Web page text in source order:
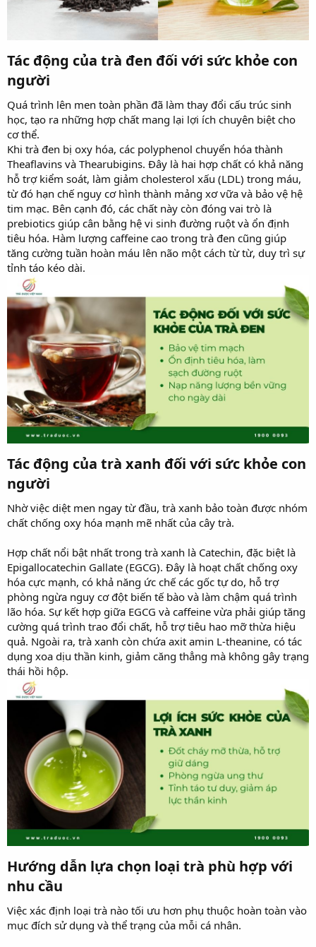
Tác động của trà đen đối với sức khỏe con
người​
Quá trình lên men toàn phần đã làm thay đổi cấu trúc sinh
học, tạo ra những hợp chất mang lại lợi ích chuyên biệt cho
cơ thể.
Khi trà đen bị oxy hóa, các polyphenol chuyển hóa thành
Theaflavins và Thearubigins. Đây là hai hợp chất có khả năng
hỗ trợ kiểm soát, làm giảm cholesterol xấu (LDL) trong máu,
từ đó hạn chế nguy cơ hình thành mảng xơ vữa và bảo vệ hệ
tim mạc. Bên cạnh đó, các chất này còn đóng vai trò là
prebiotics giúp cân bằng hệ vi sinh đường ruột và ổn định
tiêu hóa. Hàm lượng caffeine cao trong trà đen cũng giúp
tăng cường tuần hoàn máu lên não một cách từ từ, duy trì sự
tỉnh táo kéo dài.
Tác động của trà xanh đối với sức khỏe con
người​
Nhờ việc diệt men ngay từ đầu, trà xanh bảo toàn được nhóm
chất chống oxy hóa mạnh mẽ nhất của cây trà.
Hợp chất nổi bật nhất trong trà xanh là Catechin, đặc biệt là
Epigallocatechin Gallate (EGCG). Đây là hoạt chất chống oxy
hóa cực mạnh, có khả năng ức chế các gốc tự do, hỗ trợ
phòng ngừa nguy cơ đột biến tế bào và làm chậm quá trình
lão hóa. Sự kết hợp giữa EGCG và caffeine vừa phải giúp tăng
cường quá trình trao đổi chất, hỗ trợ tiêu hao mỡ thừa hiệu
quả. Ngoài ra, trà xanh còn chứa axit amin L-theanine, có tác
dụng xoa dịu thần kinh, giảm căng thẳng mà không gây trạng
thái hồi hộp.
Hướng dẫn lựa chọn loại trà phù hợp với
nhu cầu​
Việc xác định loại trà nào tối ưu hơn phụ thuộc hoàn toàn vào
mục đích sử dụng và thể trạng của mỗi cá nhân.